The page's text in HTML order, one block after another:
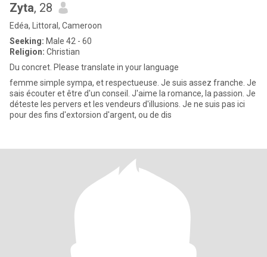
Zyta, 28
Edéa, Littoral, Cameroon
Seeking: Male 42 - 60
Religion: Christian
Du concret. Please translate in your language
femme simple sympa, et respectueuse. Je suis assez franche. Je
sais écouter et être d'un conseil. J'aime la romance, la passion. Je
déteste les pervers et les vendeurs d'illusions. Je ne suis pas ici
pour des fins d'extorsion d'argent, ou de dis